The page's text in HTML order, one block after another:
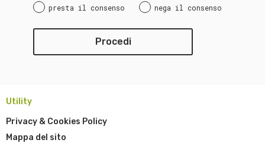
presta il consenso nega il consenso
Utility
Privacy & Cookies Policy
Mappa del sito